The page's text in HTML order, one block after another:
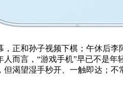
正和孙子视频下棋；午休后
而言，“游戏手机”早已不是
但渴望湿手秒开、一触即达；